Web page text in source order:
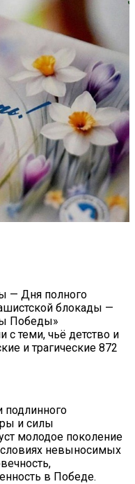
— Дня полного
блокады —
Победы»
с теми, чьё детство и
и трагические 872
и силы
молодое поколение
невыносимых
в Победе.